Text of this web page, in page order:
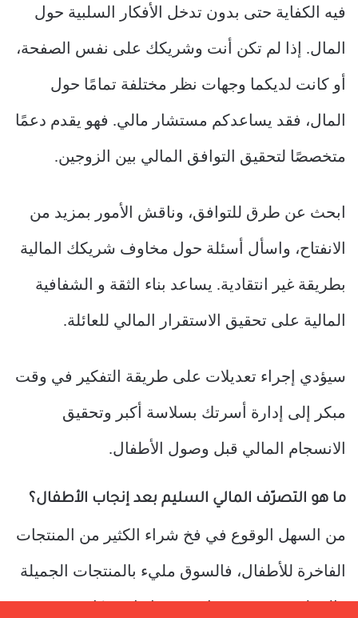
فيه الكفاية حتى بدون تدخل الأفكار السلبية حول
المال. إذا لم تكن أنت وشريكك على نفس الصفحة،
أو كانت لديكما وجهات نظر مختلفة تمامًا حول
المال، فقد يساعدكم مستشار مالي. فهو يقدم دعمًا
متخصصًا لتحقيق التوافق المالي بين الزوجين.
ابحث عن طرق للتوافق، وناقش الأمور بمزيد من
الانفتاح، واسأل أسئلة حول مخاوف شريكك المالية
بطريقة غير انتقادية. يساعد بناء الثقة و الشفافية
المالية على تحقيق الاستقرار المالي للعائلة.
سيؤدي إجراء تعديلات على طريقة التفكير في وقت
مبكر إلى إدارة أسرتك بسلاسة أكبر وتحقيق
الانسجام المالي قبل وصول الأطفال.
ما هو التصرّف المالي السليم بعد إنجاب الأطفال؟
من السهل الوقوع في فخ شراء الكثير من المنتجات
الفاخرة للأطفال، فالسوق مليء بالمنتجات الجميلة